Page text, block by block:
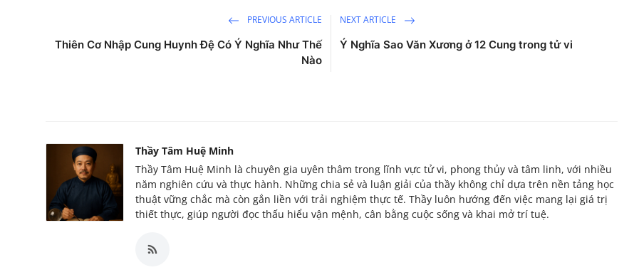
PREVIOUS ARTICLE
Thiên Cơ Nhập Cung Huynh Đệ Có Ý Nghĩa Như Thế
Nào
NEXT ARTICLE
Ý Nghĩa Sao Văn Xương ở 12 Cung trong tử vi
Thầy Tâm Huệ Minh
Thầy Tâm Huệ Minh là chuyên gia uyên thâm trong lĩnh vực tử vi, phong thủy và tâm linh, với nhiều
năm nghiên cứu và thực hành. Những chia sẻ và luận giải của thầy không chỉ dựa trên nền tảng học
thuật vững chắc mà còn gắn liền với trải nghiệm thực tế. Thầy luôn hướng đến việc mang lại giá trị
thiết thực, giúp người đọc thấu hiểu vận mệnh, cân bằng cuộc sống và khai mở trí tuệ.